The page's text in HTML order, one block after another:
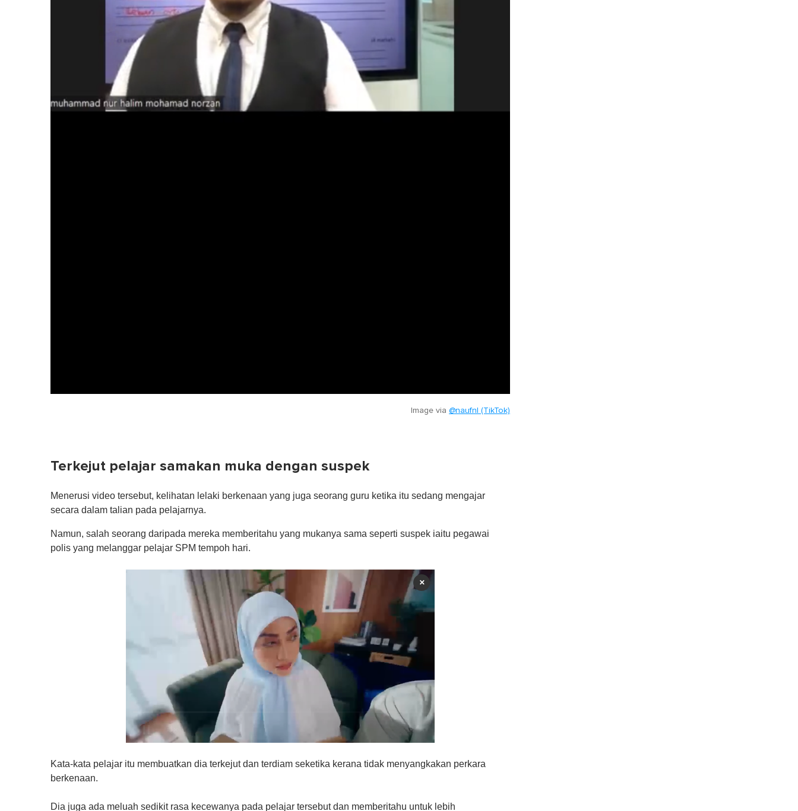
Image via @naufnl (TikTok)
Terkejut pelajar samakan muka dengan suspek
Menerusi video tersebut, kelihatan lelaki berkenaan yang juga seorang guru ketika itu sedang mengajar
secara dalam talian pada pelajarnya.
Namun, salah seorang daripada mereka memberitahu yang mukanya sama seperti suspek iaitu pegawai
polis yang melanggar pelajar SPM tempoh hari.
×
f
n
Kata-kata pelajar itu membuatkan dia terkejut dan terdiam seketika kerana tidak menyangkakan perkara
berkenaan.
Dia juga ada meluah sedikit rasa kecewanya pada pelajar tersebut dan memberitahu untuk lebih